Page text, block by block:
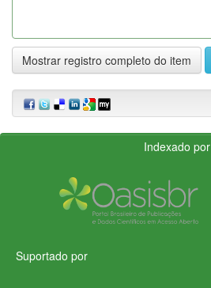
Mostrar registro completo do item
Indexado por
Suportado por